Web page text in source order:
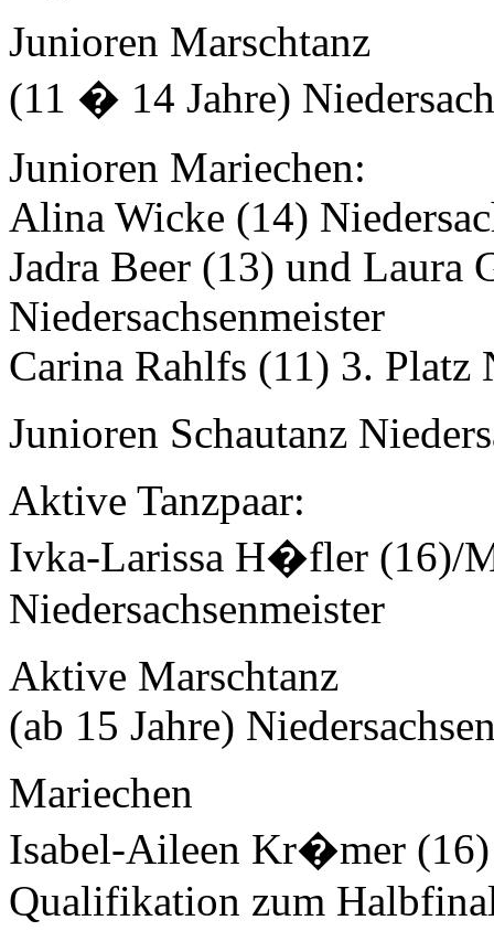
Junioren Marschtanz
(11 � 14 Jahre)
Junioren Mariechen:
Alina Wicke (14)
Jadra Beer (13) und
Niedersachsenmeister
Carina Rahlfs (11) 3. Platz
Junioren Schautanz
Aktive Tanzpaar:
Ivka-Larissa H�fler (16)/
Niedersachsenmeister
Aktive Marschtanz
(ab 15 Jahre)
Mariechen
Isabel-Aileen Kr�mer (16)
Qualifikation zum